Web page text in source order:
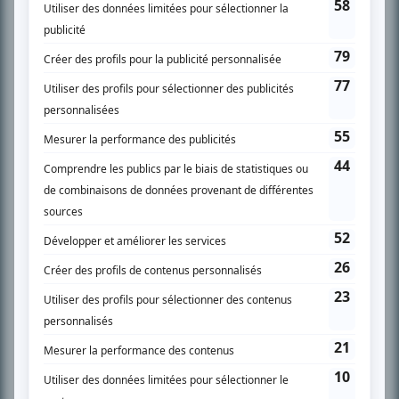
SUR LE RÉSEAU BIZZ MÉDIA
PLAN DU SITE
Accueil
Liste des oeuvres
Recherche avancée
À propos
Nous contacter
Termes et conditions
Politique de confidentialité
Gestion du consentement